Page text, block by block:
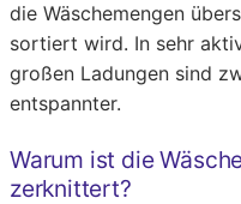
die Wäschemengen
sortiert wird. In sehr
großen Ladungen sind
entspannter.
Warum ist die
zerknittert?